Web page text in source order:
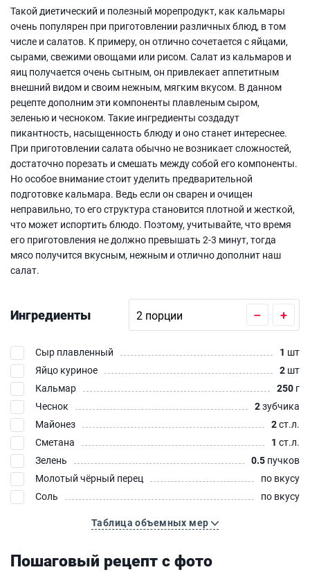
Такой диетический и полезный морепродукт, как кальмары
очень популярен при приготовлении различных блюд, в том
числе и салатов. К примеру, он отлично сочетается с яйцами,
сырами, свежими овощами или рисом. Салат из кальмаров и
яиц получается очень сытным, он привлекает аппетитным
внешний видом и своим нежным, мягким вкусом. В данном
рецепте дополним эти компоненты плавленым сыром,
зеленью и чесноком. Такие ингредиенты создадут
пикантность, насыщенность блюду и оно станет интереснее.
При приготовлении салата обычно не возникает сложностей,
достаточно порезать и смешать между собой его компоненты.
Но особое внимание стоит уделить предварительной
подготовке кальмара. Ведь если он сварен и очищен
неправильно, то его структура становится плотной и жесткой,
что может испортить блюдо. Поэтому, учитывайте, что время
его приготовления не должно превышать 2-3 минут, тогда
мясо получится вкусным, нежным и отлично дополнит наш
салат.
Ингредиенты – +
Сыр плавленный 1 шт
Яйцо куриное
2 шт
Кальмар
250 г
Чеснок
2зубчика
Майонез
2ст.л.
Сметана
1 ст.л.
Зелень
0.5 пучков
Молотый чёрный перец
по вкусу
Соль
по вкусу
Таблица объемных мер
Пошаговый рецепт с фото